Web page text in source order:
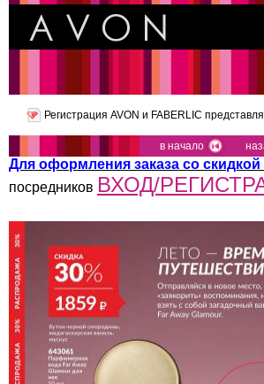
Регистрация AVON и FABERLIC
в начало
Для оформления заказа со
посредников ВХОД/